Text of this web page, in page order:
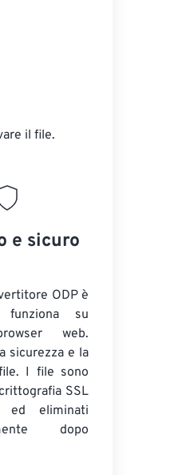
il file.
e sicuro
ODP è
su
web.
sicurezza e la
I file sono
SSL
eliminati
dopo